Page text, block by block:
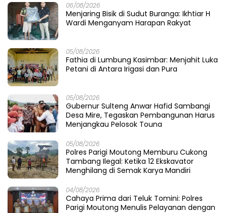
06/08/2026
Menjaring Bisik di Sudut Buranga: Ikhtiar H
Wardi Menganyam Harapan Rakyat
05/08/2026
Fathia di Lumbung Kasimbar: Menjahit Luka
Petani di Antara Irigasi dan Pura
05/08/2026
Gubernur Sulteng Anwar Hafid Sambangi
Desa Mire, Tegaskan Pembangunan Harus
Menjangkau Pelosok Touna
05/08/2026
Polres Parigi Moutong Memburu Cukong
Tambang Ilegal: Ketika 12 Ekskavator
Menghilang di Semak Karya Mandiri
04/08/2026
Cahaya Prima dari Teluk Tomini: Polres
Parigi Moutong Menulis Pelayanan dengan